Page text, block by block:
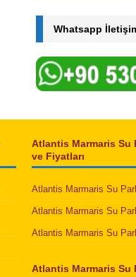
Whatsapp
Atlantis Marmaris Su
ve Fiyatları
Atlantis Marmaris Su
Atlantis Marmaris Su
Atlantis Marmaris Su
Atlantis Marmaris Su